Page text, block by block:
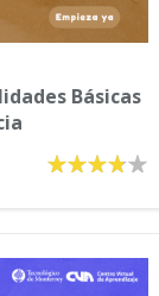
Básicas